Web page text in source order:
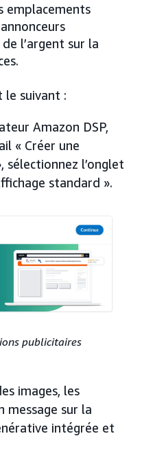
emplacements
l’argent sur la
le suivant :
Amazon DSP,
« Créer une
sélectionnez l’onglet
standard ».
publicitaires
images, les
message sur la
intégrée et